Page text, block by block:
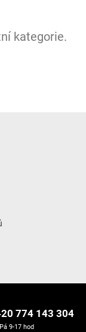
kategorie.
774 143 304
9-17 hod